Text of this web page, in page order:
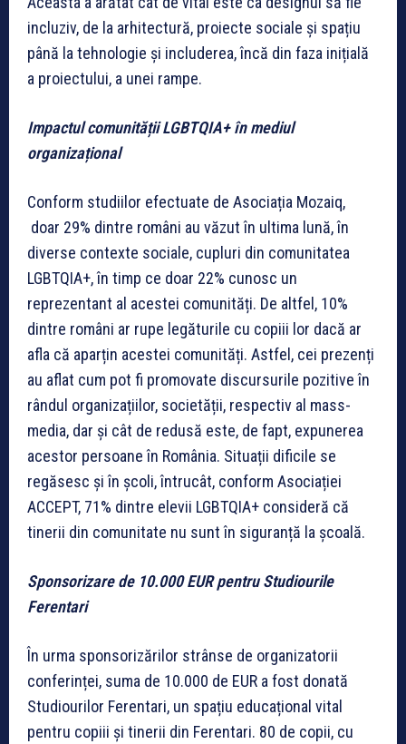
incluziv, de la arhitectură, proiecte sociale și spațiu
până la tehnologie și includerea, încă din faza inițială
a proiectului, a unei rampe.
Impactul comunității LGBTQIA+ în mediul
organizațional
Conform studiilor efectuate de Asociația Mozaiq,
doar 29% dintre români au văzut în ultima lună, în
diverse contexte sociale, cupluri din comunitatea
LGBTQIA+, în timp ce doar 22% cunosc un
reprezentant al acestei comunități. De altfel, 10%
dintre români ar rupe legăturile cu copiii lor dacă ar
afla că aparțin acestei comunități. Astfel, cei prezenți
au aflat cum pot fi promovate discursurile pozitive în
rândul organizațiilor, societății, respectiv al mass-
media, dar și cât de redusă este, de fapt, expunerea
acestor persoane în România. Situații dificile se
regăsesc și în școli, întrucât, conform Asociației
ACCEPT, 71% dintre elevii LGBTQIA+ consideră că
tinerii din comunitate nu sunt în siguranță la școală.
Sponsorizare de 10.000 EUR pentru Studiourile
Ferentari
În urma sponsorizărilor strânse de organizatorii
conferinței, suma de 10.000 de EUR a fost donată
Studiourilor Ferentari, un spațiu educațional vital
pentru copiii și tinerii din Ferentari. 80 de copii, cu